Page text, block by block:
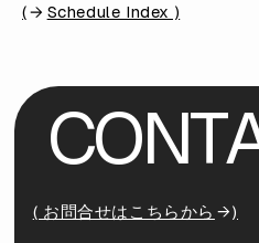
( Schedule Index )
CONT
( お問合せはこちらから )